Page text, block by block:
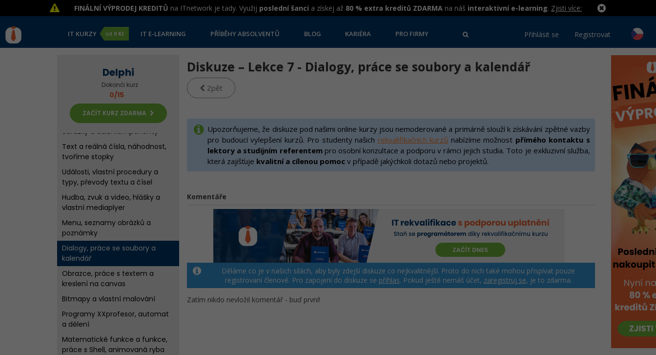
FINÁLNÍ VÝPRODEJ KREDITŮ na ITnetwork je tady. Využij poslední šanci a získej až 80 % extra kreditů ZDARMA na náš interaktivní e-learning. Zjisti více:
IT KURZY od 0 Kč IT E-LEARNING PŘÍBĚHY ABSOLVENTŮ BLOG KARIÉRA PRO FIRMY Přihlásit se Registrovat
Delphi
Dokonči kurz
0/15
ZAČÍT KURZ ZDARMA
Úvod do prostředí, Okno a první
program
Podmínky, cykly, proměnné,
obrázky a další komponenty
Text a reálná čísla, náhodnost,
tvoříme stopky
Události, vlastní procedury a
typy, převody textu a čísel
Hudba, zvuk a video, hlášky a
vlastní mediaplyer
Menu, seznamy obrázků a
poznámky
Dialogy, práce se soubory a
kalendář
Obrazce, práce s textem a
kreslení na canvas
Bitmapy a vlastní malování
Programy XXprofesor, automat
a dělení
Matematické funkce a funkce,
práce s Shell, animovaná ryba
Diskuze – Lekce 7 - Dialogy, práce se soubory a kalendář
Zpět
Upozorňujeme, že diskuze pod našimi online kurzy jsou nemoderované a primárně slouží k získávání zpětné vazby
pro budoucí vylepšení kurzů. Pro studenty našich rekvalifikačních kurzů nabízíme možnost přímého kontaktu s
lektory a studijním referentempro osobní konzultace a podporu v rámci jejich studia. Toto je exkluzivní služba,
která zajišťuje kvalitní a cílenou pomoc v případě jakýchkoli dotazů nebo projektů.
Komentáře
Děláme co je v našich silách, aby byly zdejší diskuze co nejkvalitnější. Proto do nich také mohou přispívat pouze
registrovaní členové. Pro zapojení do diskuze se přihlas. Pokud ještě nemáš účet, zaregistruj se, je to zdarma.
Zatím nikdo nevložil komentář - buď první!